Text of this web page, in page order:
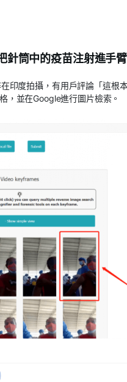
筒中的疫苗注射進手
印度拍攝，有用戶評論「這根
，並在Google進行圖片檢索。